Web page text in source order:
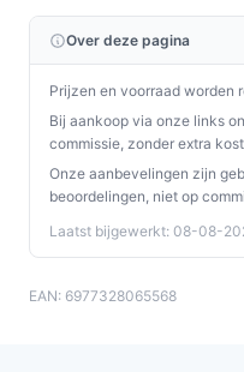
Minder geschikt als je
zeer groot stofreservoir
accessoires voldoen
ledigings-/
Bekijk varianten en
Over deze pagina
Prijzen en voorraad worden
Bij aankoop via onze links
commissie, zonder extra
Onze aanbevelingen zijn
beoordelingen, niet op
Laatst bijgewerkt: 08-08-
EAN: 6977328065568